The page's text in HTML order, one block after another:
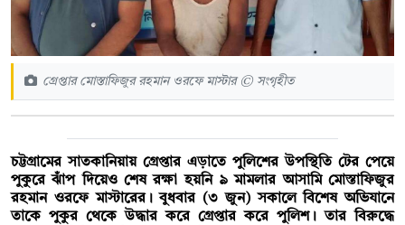
গ্রেপ্তার মোস্তাফিজুর রহমান ওরফে মাস্টার © সংগৃহীত
চট্টগ্রামের সাতকানিয়ায় গ্রেপ্তার এড়াতে পুলিশের উপস্থিতি টের পেয়ে
পুকুরে ঝাঁপ দিয়েও শেষ রক্ষা হয়নি ৯ মামলার আসামি মোস্তাফিজুর
রহমান ওরফে মাস্টারের। বুধবার (৩ জুন) সকালে বিশেষ অভিযানে
তাকে পুকুর থেকে উদ্ধার করে গ্রেপ্তার করে পুলিশ। তার বিরুদ্ধে